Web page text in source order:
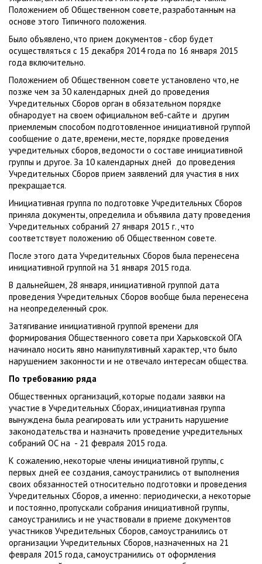
Положением об Общественном совете, разработанным на
основе этого Типичного положения.
Было объявлено, что прием документов - сбор будет
осуществляться с 15 декабря 2014 года по 16 января 2015
года включительно.
Положением об Общественном совете установлено что, не
позже чем за 30 календарных дней до проведения
Учредительных Сборов орган в обязательном порядке
обнародует на своем официальном веб-сайте и другим
приемлемым способом подготовленное инициативной группой
сообщение о дате, времени, месте, порядке проведения
учредительных сборов, ведомости о составе инициативной
группы и другое. За 10 календарных дней до проведения
Учредительных Сборов прием заявлений для участия в них
прекращается.
Инициативная группа по подготовке Учредительных Сборов
приняла документы, определила и объявила дату проведения
Учредительных собраний 27 января 2015 г., что
соответствует положению об Общественном совете.
После этого дата Учредительных Сборов была перенесена
инициативной группой на 31 января 2015 года.
В дальнейшем, 28 января, инициативной группой дата
проведения Учредительных Сборов вообще была перенесена
на неопределенный срок.
Затягивание инициативной группой времени для
формирования Общественного совета при Харьковской ОГА
начинало носить явно манипулятивный характер, что было
нарушением законности и не отвечало интересам общества.
По требованию ряда
Общественных организаций, которые подали заявки на
участие в Учредительных Сборах, инициативная группа
вынуждена была реагировать или устранить нарушение
законодательства и назначить проведение учредительных
собраний ОС на - 21 февраля 2015 года.
К сожалению, некоторые члены инициативной группы, с
первых дней ее создания, самоустранились от выполнения
своих обязанностей относительно подготовки и проведения
Учредительных Сборов, а именно: периодически, а некоторые
и постоянно, пропускали собрания инициативной группы,
самоустранились и не участвовали в приеме документов
участников Учредительных Сборов, самоустранились от
организации Учредительных Сборов, назначенных на 21
февраля 2015 года, самоустранились от оформления